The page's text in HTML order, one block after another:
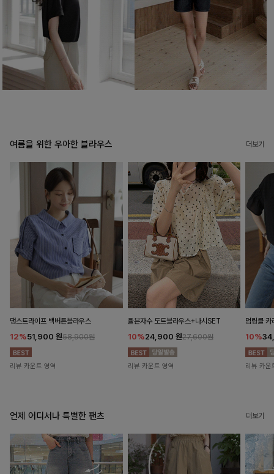
여름을 위한 우아한 블라우스 더보기
댕스트라이프 백버튼블라우스
12%51,900 원58,900원
리뷰 카운트 영역
율븐자수 도트블라우스+나시SET
10%24,900 원27,600원
리뷰 카운트 영역
덤링클 카
10%
리뷰 카운
언제 어디서나 특별한 팬츠 더보기